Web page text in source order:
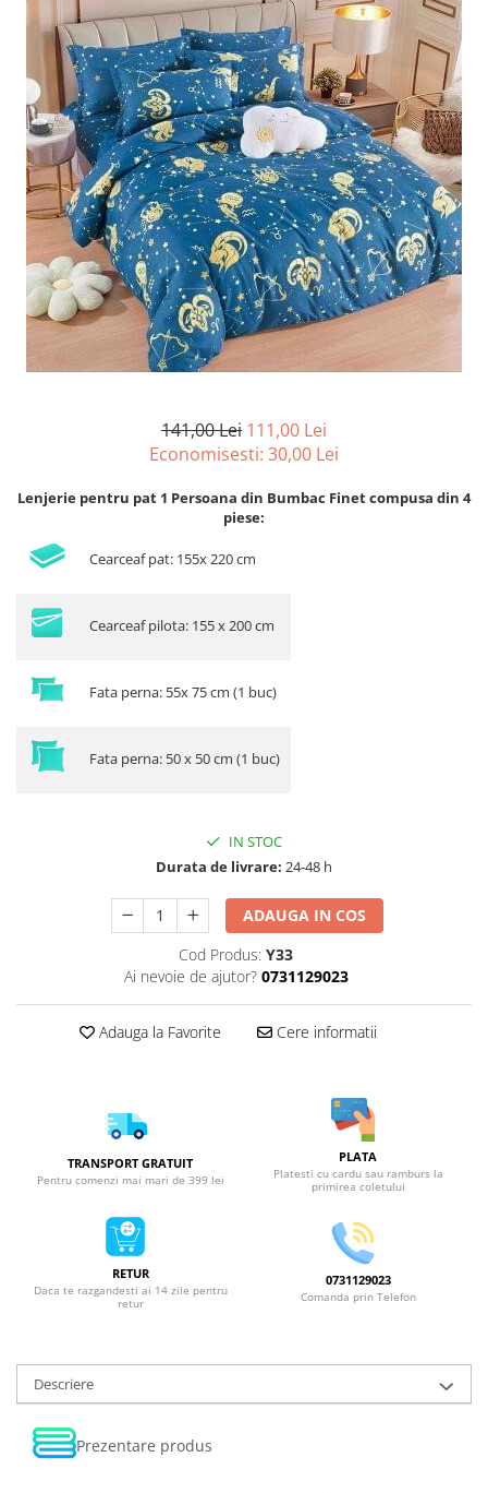
Lenjerii de pat Bumbac Poplin
Lenjerii de pat Catifea
Lenjerii de pat Damasc
Lenjerii de pat Finet + 2 Draperii
Lenjerii de pat Finet cu PLIURI
Lenjerii de pat finet Home
Lenjerii de pat Saten 4 piese cu
elastic
141,00 Lei 111,00 Lei
Economisesti: 30,00 Lei
Lenjerie pentru pat 1 Persoana din Bumbac Finet compusa din 4
piese:
Cearceaf pat: 155x 220 cm
Cearceaf pilota: 155 x 200 cm
Fata perna: 55x 75 cm (1 buc)
Fata perna: 50 x 50 cm (1 buc)
IN STOC
Durata de livrare: 24-48 h
ADAUGA IN COS
Cod Produs: Y33
Ai nevoie de ajutor? 0731129023
Adauga la Favorite Cere informatii
TRANSPORT GRATUIT
Pentru comenzi mai mari de 399 lei
PLATA
Platesti cu cardu sau ramburs la
primirea coletului
RETUR
Daca te razgandesti ai 14 zile pentru
retur
0731129023
Comanda prin Telefon
Descriere
Prezentare produs